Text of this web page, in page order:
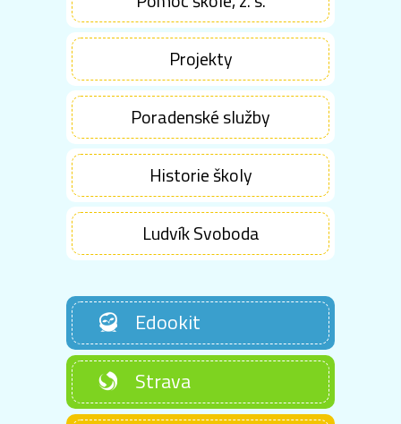
Projekty
Poradenské služby
Historie školy
Ludvík Svoboda
Edookit
Strava